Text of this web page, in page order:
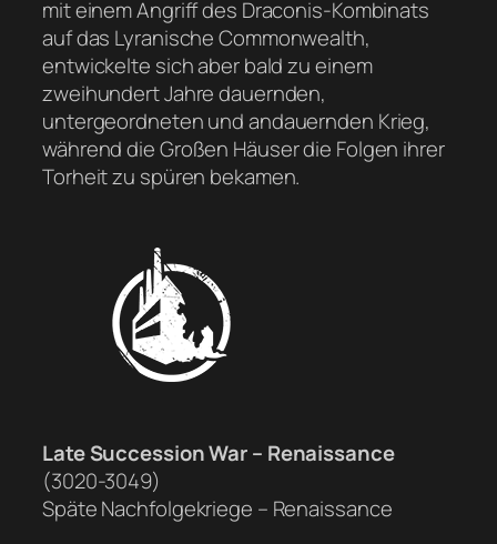
mit einem Angriff des Draconis-Kombinats
auf das Lyranische Commonwealth,
entwickelte sich aber bald zu einem
zweihundert Jahre dauernden,
untergeordneten und andauernden Krieg,
während die Großen Häuser die Folgen ihrer
Torheit zu spüren bekamen.
Late Succession War – Renaissance
(3020-3049)
Späte Nachfolgekriege – Renaissance